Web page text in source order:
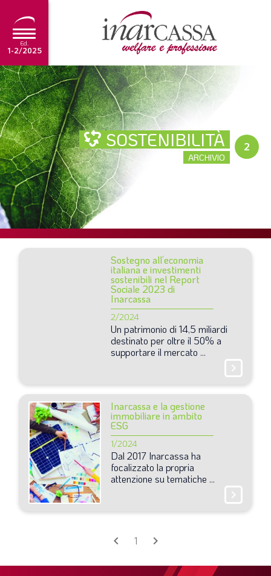
Ed.
1-2/2025
NEWS
EDITORIALE
TUTORIAL
SCADENZARIO
ARCHIVIO
Ultima edizione
1-2/2025
TERZA PAGINA
LE FOTO DEL FIL ROUGE
IN QUESTO NUMERO
SCENARIO ECONOMICO
SPAZIO APERTO
GOVERNANCE
FONDAZIONE
SOSTENIBILITÀ
ARCHIVIO
2
Sostegno all’economia
italiana e investimenti
sostenibili nel Report
Sociale 2023 di
Inarcassa
2/2024
Un patrimonio di 14,5 miliardi
destinato peroltre il 50% a
supportare il mercato ...
chevron_right
Inarcassa e la gestione
immobiliare in ambito
ESG
1/2024
Dal 2017 Inarcassa ha
focalizzato la propria
attenzione su tematiche ...
chevron_right
chevron_left 1 chevron_right